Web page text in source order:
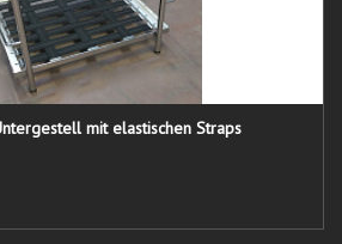
mit elastischen Straps